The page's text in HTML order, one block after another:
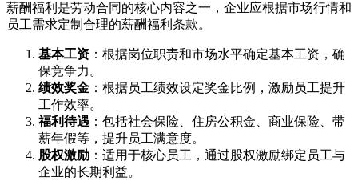
薪酬福利是劳动合同的核心内容之一，企业应根据市场行情和
员工需求定制合理的薪酬福利条款。
基本工资 ：根据岗位职责和市场水平确定基本工资，确
保竞争力。
绩效奖金 ：根据员工绩效设定奖金比例，激励员工提升
工作效率。
福利待遇 ：包括社会保险、住房公积金、商业保险、带
薪年假等，提升员工满意度。
股权激励 ：适用于核心员工，通过股权激励绑定员工与
企业的长期利益。